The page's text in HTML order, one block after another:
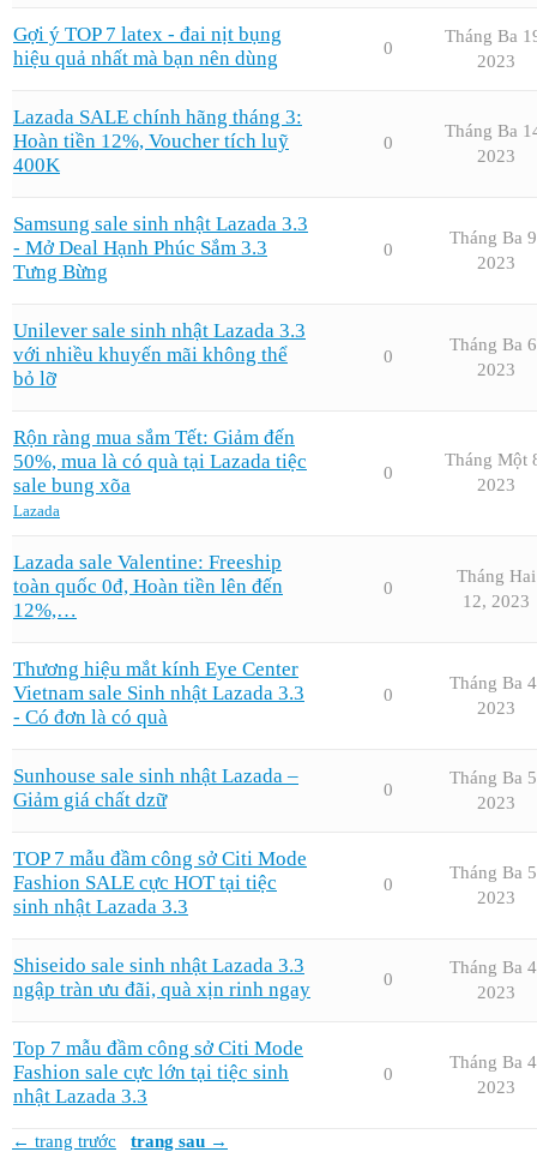
Gợi ý TOP 7 latex - đai nịt bụng
hiệu quả nhất mà bạn nên dùng
0
Tháng Ba
2023
Lazada SALE chính hãng tháng 3:
Hoàn tiền 12%, Voucher tích luỹ
400K
0
Tháng Ba
2023
Samsung sale sinh nhật Lazada 3.3
- Mở Deal Hạnh Phúc Sắm 3.3
Tưng Bừng
0
Tháng Ba
2023
Unilever sale sinh nhật Lazada 3.3
với nhiều khuyến mãi không thể
bỏ lỡ
0
Tháng Ba
2023
Rộn ràng mua sắm Tết: Giảm đến
50%, mua là có quà tại Lazada tiệc
sale bung xõa
Lazada
0
Tháng Một
2023
Lazada sale Valentine: Freeship
toàn quốc 0đ, Hoàn tiền lên đến
12%,…
0
Tháng Hai
12, 2023
Thương hiệu mắt kính Eye Center
Vietnam sale Sinh nhật Lazada 3.3
- Có đơn là có quà
0
Tháng Ba
2023
Sunhouse sale sinh nhật Lazada –
Giảm giá chất dzữ
0
Tháng Ba
2023
TOP 7 mẫu đầm công sở Citi Mode
Fashion SALE cực HOT tại tiệc
sinh nhật Lazada 3.3
0
Tháng Ba
2023
Shiseido sale sinh nhật Lazada 3.3
ngập tràn ưu đãi, quà xịn rinh ngay
0
Tháng Ba
2023
Top 7 mẫu đầm công sở Citi Mode
Fashion sale cực lớn tại tiệc sinh
nhật Lazada 3.3
0
Tháng Ba
2023
← trang trước trang sau →